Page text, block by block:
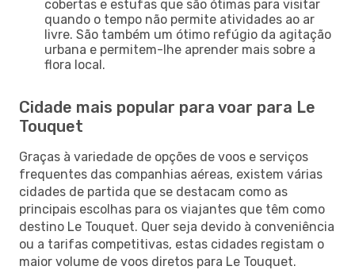
cobertas e estufas que são ótimas para visitar
quando o tempo não permite atividades ao ar
livre. São também um ótimo refúgio da agitação
urbana e permitem-lhe aprender mais sobre a
flora local.
Cidade mais popular para voar para Le
Touquet
Graças à variedade de opções de voos e serviços
frequentes das companhias aéreas, existem várias
cidades de partida que se destacam como as
principais escolhas para os viajantes que têm como
destino Le Touquet. Quer seja devido à conveniência
ou a tarifas competitivas, estas cidades registam o
maior volume de voos diretos para Le Touquet.